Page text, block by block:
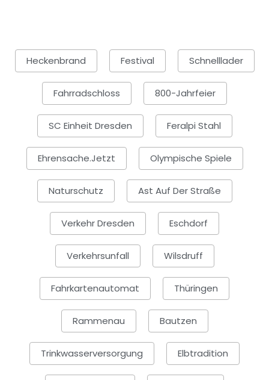
Heckenbrand Festival Schnelllader
Fahrradschloss 800-Jahrfeier
SC Einheit Dresden Feralpi Stahl
Ehrensache.jetzt Olympische Spiele
Naturschutz Ast Auf Der Straße
Verkehr Dresden Eschdorf
Verkehrsunfall Wilsdruff
Fahrkartenautomat Thüringen
Rammenau Bautzen
Trinkwasserversorgung Elbtradition